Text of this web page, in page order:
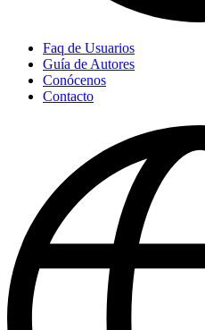
Faq de Usuarios
Guía de Autores
Conócenos
Contacto